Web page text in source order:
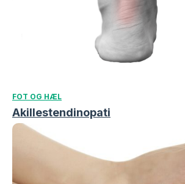
FOT OG HÆL
Akillestendinopati